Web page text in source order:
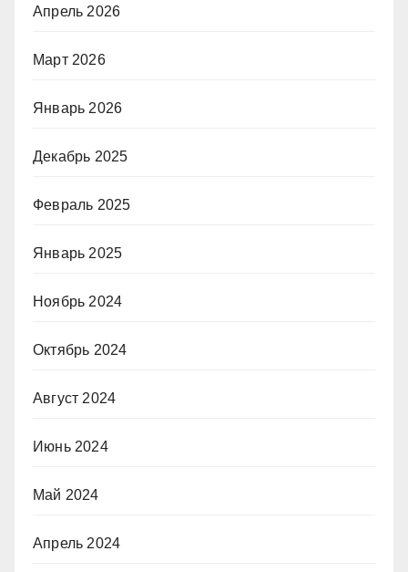
Апрель 2026
Март 2026
Январь 2026
Декабрь 2025
Февраль 2025
Январь 2025
Ноябрь 2024
Октябрь 2024
Август 2024
Июнь 2024
Май 2024
Апрель 2024